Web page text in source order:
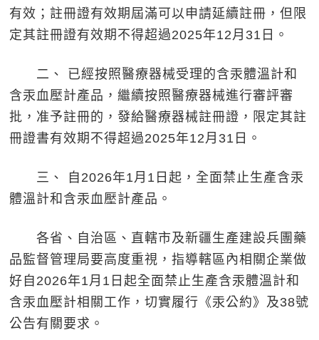
有效；註冊證有效期屆滿可以申請延續註冊，但限
定其註冊證有效期不得超過2025年12月31日。
二、 已經按照醫療器械受理的含汞體溫計和
含汞血壓計產品，繼續按照醫療器械進行審評審
批，准予註冊的，發給醫療器械註冊證，限定其註
冊證書有效期不得超過2025年12月31日。
三、 自2026年1月1日起，全面禁止生產含汞
體溫計和含汞血壓計產品。
各省、自治區、直轄市及新疆生產建設兵團藥
品監督管理局要高度重視，指導轄區內相關企業做
好自2026年1月1日起全面禁止生產含汞體溫計和
含汞血壓計相關工作，切實履行《汞公約》及38號
公告有關要求。